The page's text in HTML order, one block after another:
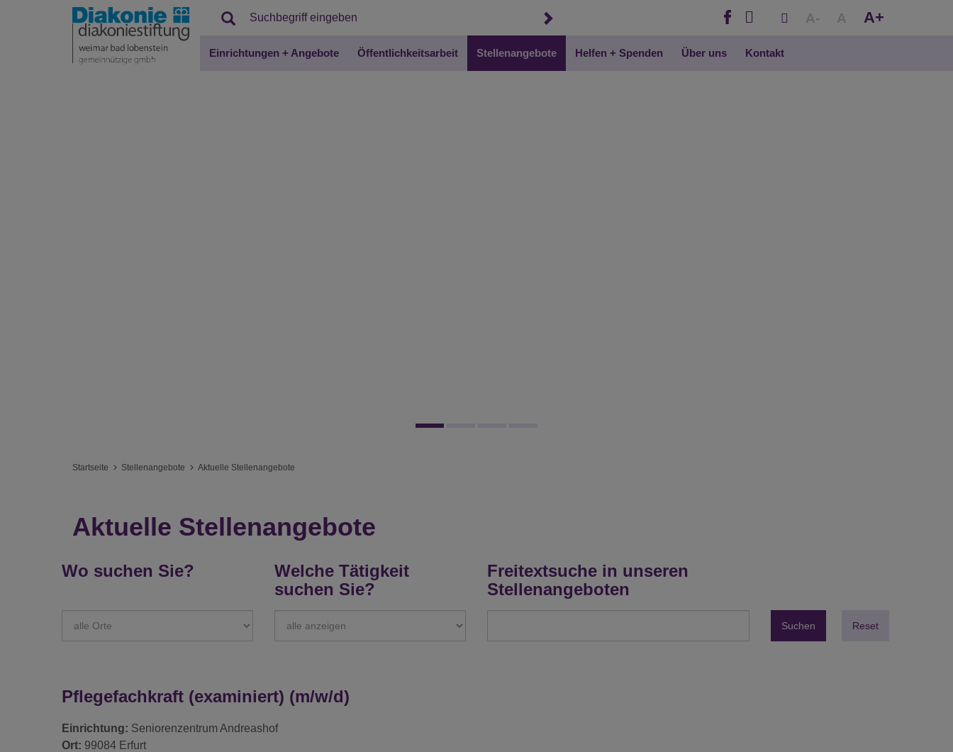
A- A A+
Einrichtungen + Angebote Öffentlichkeitsarbeit Stellenangebote Helfen + Spenden Über uns Kontakt
Startseite Stellenangebote Aktuelle Stellenangebote
Aktuelle Stellenangebote
Wo suchen Sie?
Welche Tätigkeit
suchen Sie?
Freitextsuche in unseren
Stellenangeboten
Suchen Reset
Pflegefachkraft (examiniert) (m/w/d)
Einrichtung: Seniorenzentrum Andreashof
Ort: 99084 Erfurt